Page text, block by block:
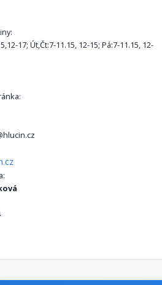
17; Út,Čt:7-11.15, 12-15; Pá:7-11.15, 12-